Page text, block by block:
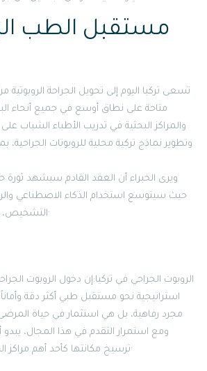
مستقبل الطب
تسعى تركيا اليوم إلى تحويل الجراحة الروبوتية
متاحة على نطاق أوسع في جميع أنحاء
والمراكز البحثية في تدريب الأطباء الشباب
وتطوير نماذج تركية محلية للروبوتات الجراحية،
ويرى الخبراء أن العقد القادم سيشهد ثورة
حيث سيتوسع استخدام الذكاء الاصطناعي
التشخيص، والعلاج، وإعادة التأهيل·
الروبوت الجراحي في تركيا:إن دخول الروبوت
استراتيجية نحو مستقبل طبي أكثر دقة
مجرد رفاهية، بل هي استثمار في حياة المرضى
ومع استمرار التقدم في هذا المجال، يبدو
ترسيخ مكانتها كأحد أهم مراكز الطب المتقدم في العالم·